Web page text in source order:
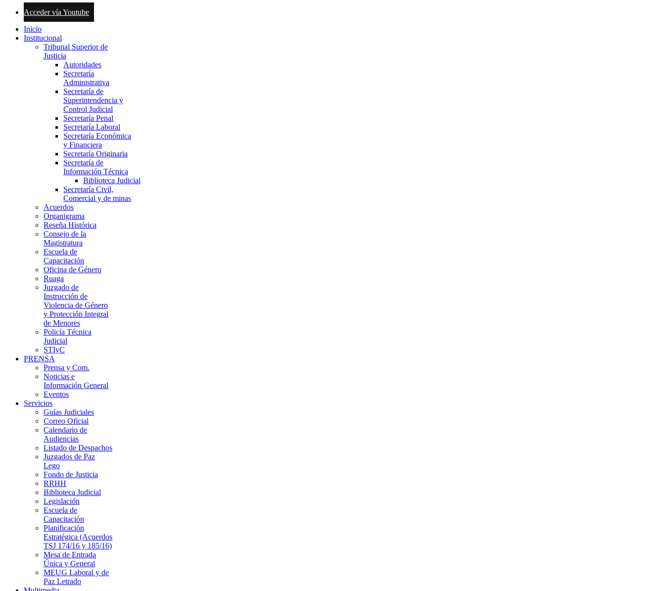
Acceder vía Youtube
Inicio
Institucional
Tribunal Superior de
Justicia
Autoridades
Secretaría
Administrativa
Secretaría de
Superintendencia y
Control Judicial
Secretaría Penal
Secretaría Laboral
Secretaría Económica
y Financiera
Secretaría Originaria
Secretaría de
Información Técnica
Biblioteca Judicial
Secretaría Civil,
Comercial y de minas
Acuerdos
Organigrama
Reseña Histórica
Consejo de la
Magistratura
Escuela de
Capacitación
Oficina de Género
Ruaga
Juzgado de
Instrucción de
Violencia de Género
y Protección Integral
de Menores
Policía Técnica
Judicial
STIyC
PRENSA
Prensa y Com.
Noticias e
Información General
Eventos
Servicios
Guías Judiciales
Correo Oficial
Calendario de
Audiencias
Listado de Despachos
Juzgados de Paz
Lego
Fondo de Justicia
RRHH
Biblioteca Judicial
Legislación
Escuela de
Capacitación
Planificación
Estratégica (Acuerdos
TSJ 174/16 y 185/16)
Mesa de Entrada
Única y General
MEUG Laboral y de
Paz Letrado